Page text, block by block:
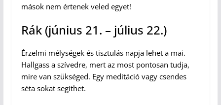
mások nem értenek veled egyet!
Rák (június 21. – július 22.)
Érzelmi mélységek és tisztulás napja lehet a mai.
Hallgass a szívedre, mert az most pontosan tudja,
mire van szükséged. Egy meditáció vagy csendes
séta sokat segíthet.